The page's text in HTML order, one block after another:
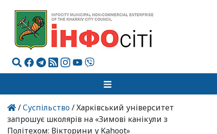
/Суспільство/ Харківський університет
запрошує школярів на «Зимові канікули з
Політехом: Вікторини у Kahoot»